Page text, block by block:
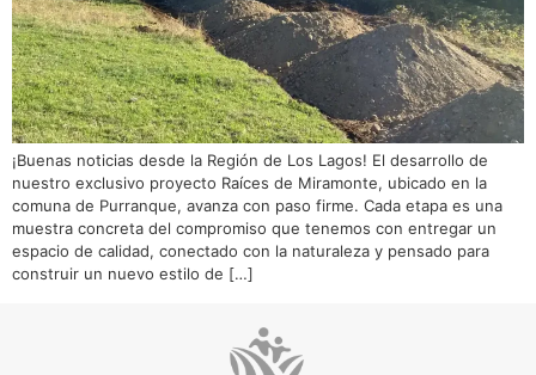
¡Buenas noticias desde la Región de Los Lagos! El desarrollo de
nuestro exclusivo proyecto Raíces de Miramonte, ubicado en la
comuna de Purranque, avanza con paso firme. Cada etapa es una
muestra concreta del compromiso que tenemos con entregar un
espacio de calidad, conectado con la naturaleza y pensado para
construir un nuevo estilo de […]